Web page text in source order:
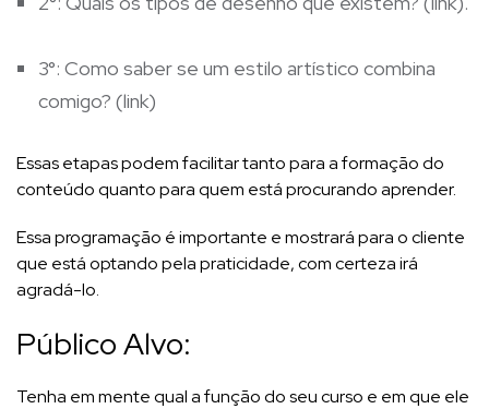
3°: Como saber se um estilo artístico combina
comigo? (link)
Essas etapas podem facilitar tanto para a formação do
conteúdo quanto para quem está procurando aprender.
Essa programação é importante e mostrará para o cliente
que está optando pela praticidade, com certeza irá
agradá-lo.
Público Alvo:
Tenha em mente qual a função do seu curso e em que ele